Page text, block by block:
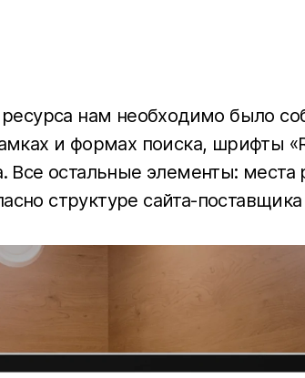
нам необходимо было
и формах поиска, шрифты
Все остальные элементы:
структуре сайта-